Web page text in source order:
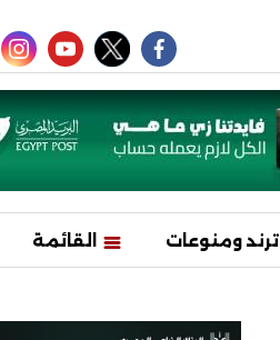
facebook
twitter
youtube
ترند ومنوعات القائمة